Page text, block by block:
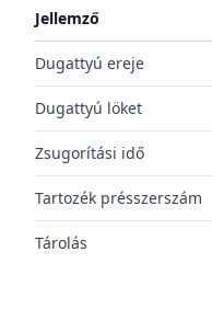
Jellemző
Dugattyú ereje
Dugattyú löket
Zsugorítási idő
Tartozék présszerszám
Tárolás